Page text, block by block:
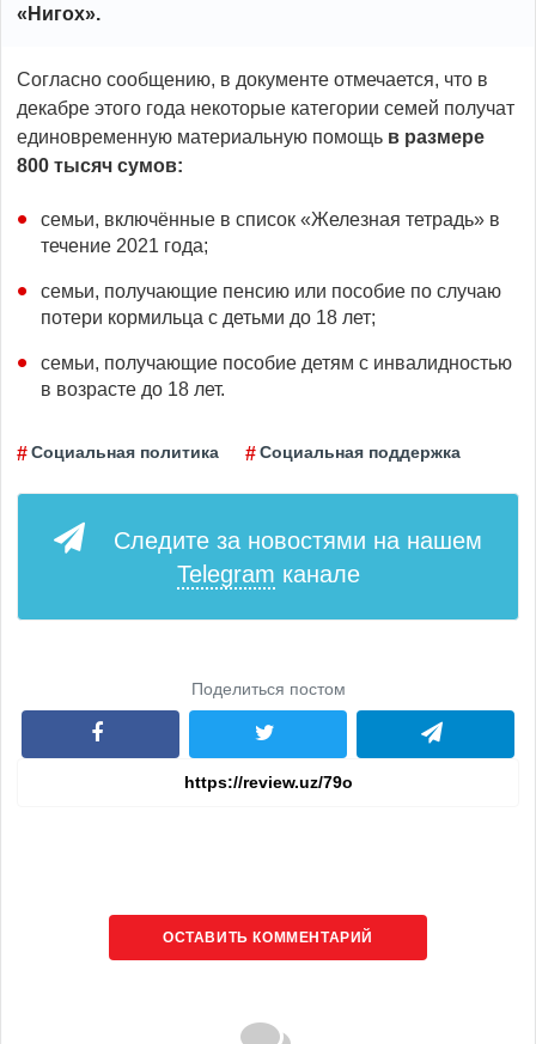
«Нигох».
Согласно сообщению, в документе отмечается, что в
декабре этого года некоторые категории семей получат
единовременную материальную помощь в размере
800 тысяч сумов:
семьи, включённые в список «Железная тетрадь» в
течение 2021 года;
семьи, получающие пенсию или пособие по случаю
потери кормильца с детьми до 18 лет;
семьи, получающие пособие детям с инвалидностью
в возрасте до 18 лет.
Социальная политика Социальная поддержка
Следите за новостями на нашем
Telegram канале
Поделиться постом
ОСТАВИТЬ КОММЕНТАРИЙ